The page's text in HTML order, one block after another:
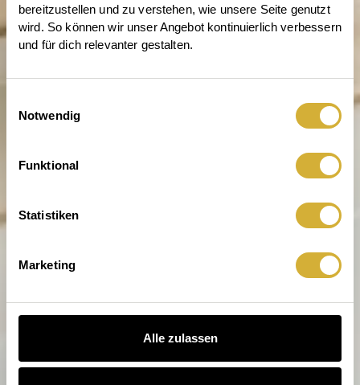
bereitzustellen und zu verstehen, wie unsere Seite genutzt
wird. So können wir unser Angebot kontinuierlich verbessern
und für dich relevanter gestalten.
Notwendig
Funktional
Statistiken
Marketing
Alle zulassen
Entdecke die Welt von räder